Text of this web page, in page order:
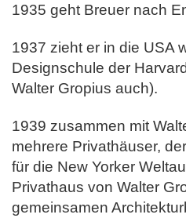
1935 geht Breuer nach
1937 zieht er in die USA
Designschule der
Walter Gropius auch).
1939 zusammen mit
mehrere Privathäuser,
für die New Yorker
Privathaus von Walter
gemeinsamen